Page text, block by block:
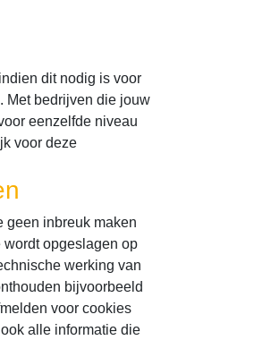
dit nodig is voor
Met bedrijven die jouw
eenzelfde niveau
voor deze
geen inbreuk maken
opgeslagen op
werking van
bijvoorbeeld
voor cookies
alle informatie die